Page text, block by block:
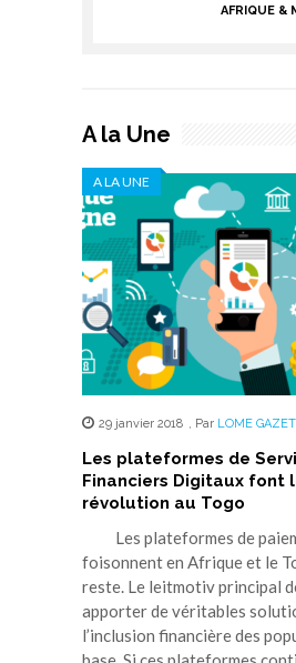
AFRIQUE &
A la Une
A LA UNE
29 janvier 2018 , Par LOME
Les plateformes de
Financiers Digitaux font
révolution au Togo
Les plateformes de
foisonnent en Afrique et le
reste. Le leitmotiv principal
apporter de véritables
l’inclusion financière des